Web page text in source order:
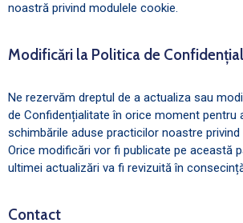
noastră privind modulele cookie.
Modificări la Politica de
Ne rezervăm dreptul de a actualiza sau
de Confidențialitate în orice moment pentru
schimbările aduse practicilor noastre
Orice modificări vor fi publicate pe această
ultimei actualizări va fi revizuită în
Contact